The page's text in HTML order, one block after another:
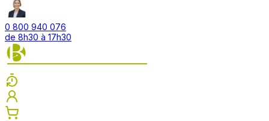
0 800 940 076
de 8h30 à 17h30